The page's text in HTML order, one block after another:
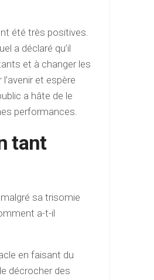
été très positives.
a déclaré qu’il
et à changer les
et espère
a hâte de le
performances.
tant
sa trisomie
a-t-il
en faisant du
décrocher des